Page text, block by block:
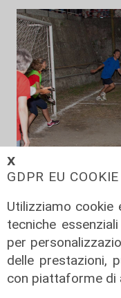
𝗫
GDPR EU COOKIE
Utilizziamo cookie
tecniche
per
delle prestazioni,
con piattaforme di
Il derby
Mignanego:
dell'estate,
sindaci e
08/08/2026